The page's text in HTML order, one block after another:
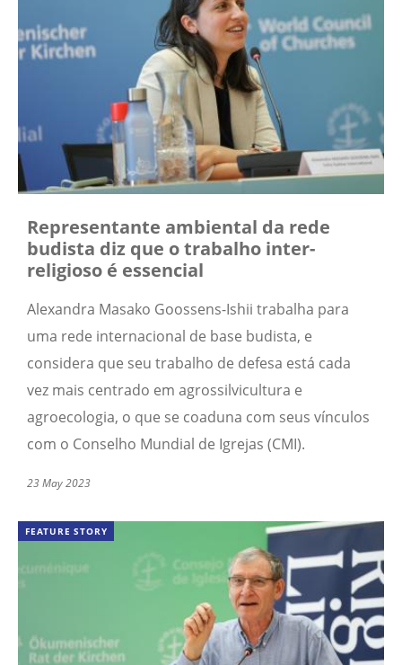
Representante ambiental da rede
budista diz que o trabalho inter-
religioso é essencial
Alexandra Masako Goossens-Ishii trabalha para
uma rede internacional de base budista, e
considera que seu trabalho de defesa está cada
vez mais centrado em agrossilvicultura e
agroecologia, o que se coaduna com seus vínculos
com o Conselho Mundial de Igrejas (CMI).
23 May 2023
FEATURE STORY